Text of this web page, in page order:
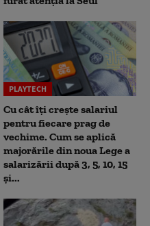
PLAYTECH
Cu cât îți crește salariul
pentru fiecare prag de
vechime. Cum se aplică
majorările din noua Lege a
salarizării după 3, 5, 10, 15
și...